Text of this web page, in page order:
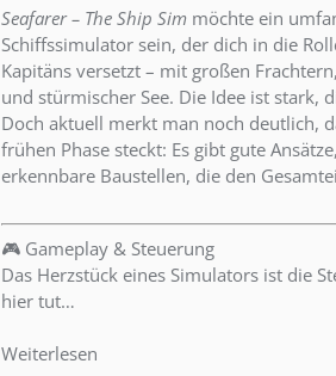
Seafarer – The Ship Sim möchte ein
Schiffssimulator sein, der dich in die
Kapitäns versetzt – mit großen
und stürmischer See. Die Idee ist stark,
Doch aktuell merkt man noch deutlich,
frühen Phase steckt: Es gibt gute
erkennbare Baustellen, die den
🎮 Gameplay & Steuerung
Das Herzstück eines Simulators ist die
hier tut…
Weiterlesen